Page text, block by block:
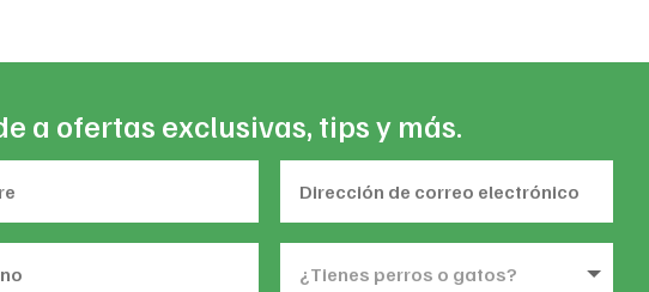
a ofertas exclusivas, tips y más.